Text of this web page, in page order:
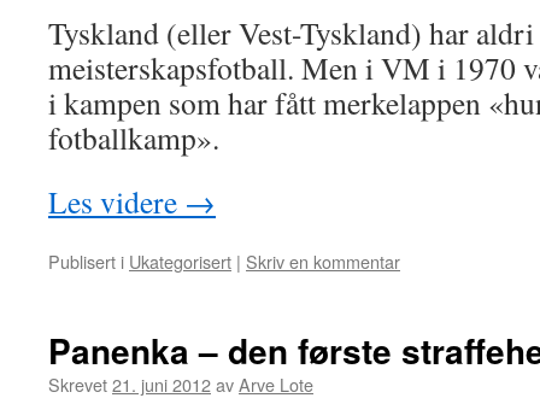
Tyskland (eller Vest-Tyskland) har
meisterskapsfotball. Men i VM i 1970
i kampen som har fått merkelappen
fotballkamp».
Les videre →
Publisert i Ukategorisert | Skriv en kommentar
Panenka – den første
Skrevet21. juni 2012avArve Lote